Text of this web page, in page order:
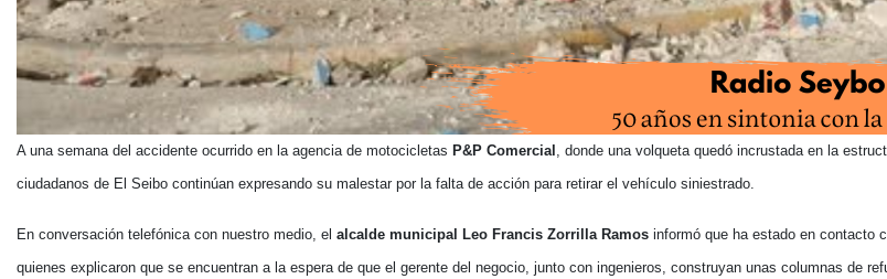
A una semana del accidente ocurrido en la agencia de motocicletas P&P Comercial , donde una volqueta quedó incrustada en la
ciudadanos de El Seibo continúan expresando su malestar por la falta de acción para retirar el vehículo siniestrado.
En conversación telefónica con nuestro medio, el alcalde municipal Leo Francis Zorrilla Ramos informó que ha estado en contacto
quienes explicaron que se encuentran a la espera de que el gerente del negocio, junto con ingenieros, construyan unas columnas de